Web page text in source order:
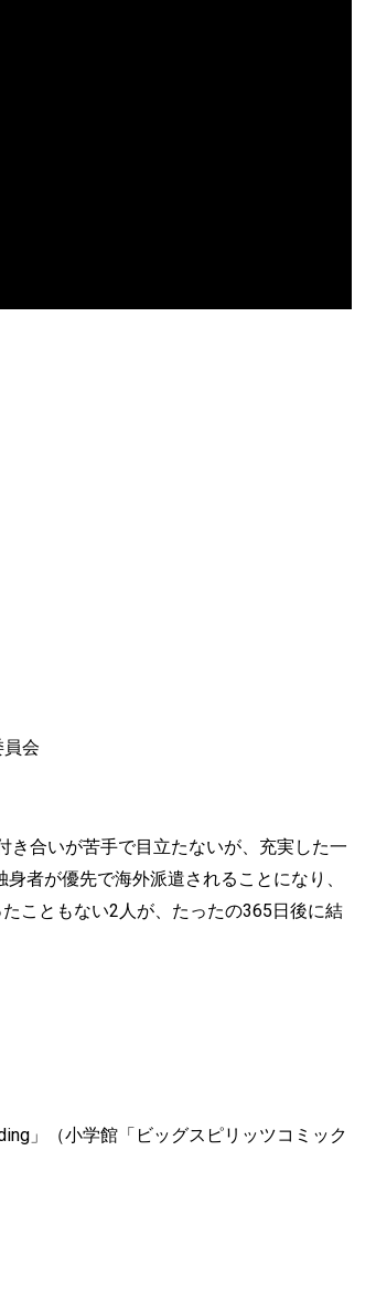
会
き合いが苦手で目立たないが、充実した一
者が優先で海外派遣されることになり、
こともない2人が、たったの365日後に結
」（小学館「ビッグスピリッツコミック